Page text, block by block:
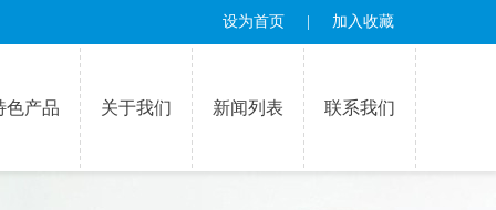
设为首页 加入收藏
色产品 关于我们 新闻列表 联系我们